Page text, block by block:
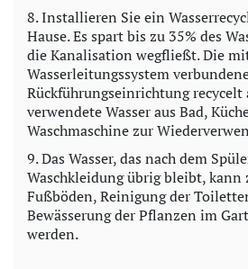
8. Installieren Sie ein
Hause. Es spart bis zu 35% des
die Kanalisation wegfließt. Die
Wasserleitungssystem
Rückführungseinrichtung recycelt
verwendete Wasser aus Bad,
Waschmaschine zur
9. Das Wasser, das nach dem
Waschkleidung übrig bleibt, kann
Fußböden, Reinigung der
Bewässerung der Pflanzen im
werden.